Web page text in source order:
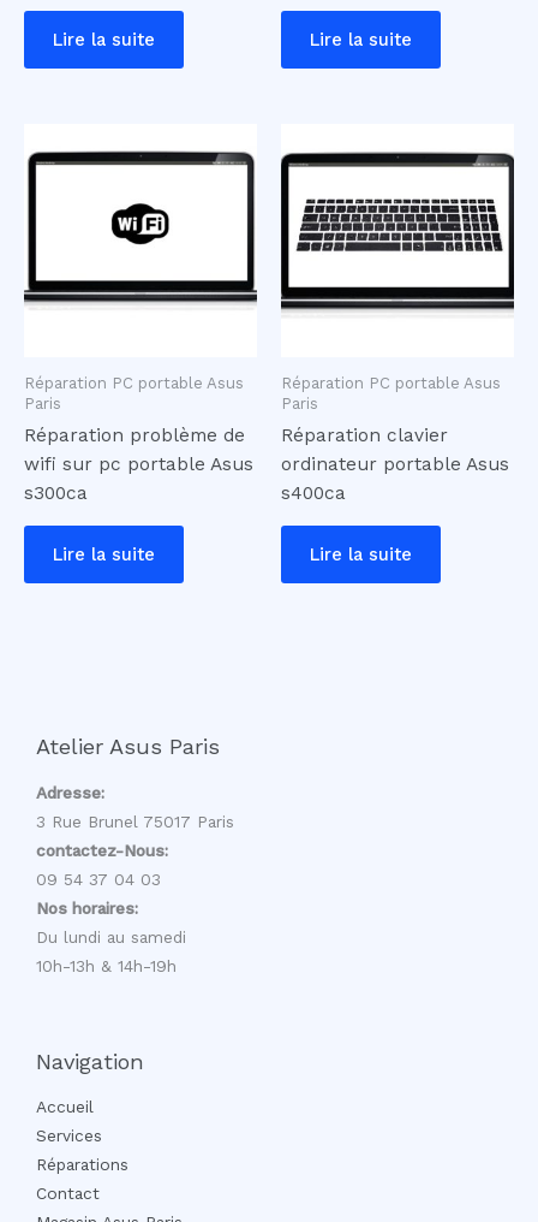
Lire la suite Lire la suite
Réparation PC portable Asus
Paris
Réparation problème de
wifi sur pc portable Asus
s300ca
Lire la suite
Réparation PC portable Asus
Paris
Réparation clavier
ordinateur portable Asus
s400ca
Lire la suite
Atelier Asus Paris
Adresse:
3 Rue Brunel 75017 Paris
contactez-Nous:
09 54 37 04 03
Nos horaires:
Du lundi au samedi
10h-13h & 14h-19h
Navigation
Accueil
Services
Réparations
Contact